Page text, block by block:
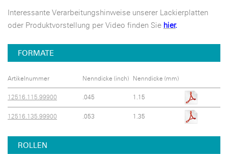
Interessante Verarbeitungshinweise unserer Lackierplatten
oder Produktvorstellung per Video finden Sie hier.
FORMATE
Artikelnummer Nenndicke (inch) Nenndicke (mm)
12516.115.99900 .045 1.15
12516.135.99900 .053 1.35
ROLLEN